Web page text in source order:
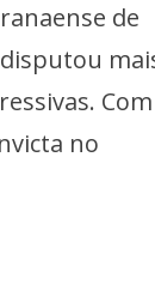
de
Com
no